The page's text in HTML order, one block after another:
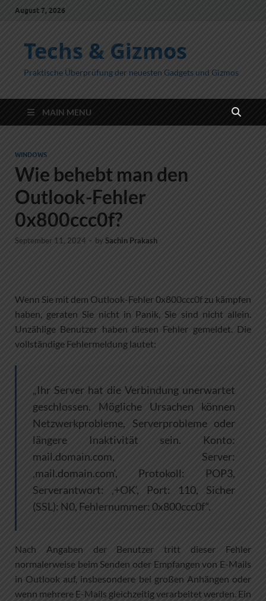
August 7, 2026
Techs & Gizmos
Praktische Überprüfung der neuesten Gadgets und Gizmos
MAIN MENU
WINDOWS
Wie behebt man den
Outlook-Fehler
0x800ccc0f?
September 11, 2024 - bySachin Prakash
Wenn Sie mit dem Outlook-Fehler 0x800ccc0f zu kämpfen
haben, geraten Sie nicht in Panik, Sie sind nicht allein.
Unzählige Benutzer haben diesen Fehler gemeldet. Die
vollständige Fehlermeldung lautet:
„Ihr Server hat die Verbindung unerwartet
geschlossen. Mögliche Ursachen können
Netzwerkprobleme, Serverprobleme oder
längere Inaktivität sein. Konto:
mail.domain.com, Server:
‚mail.domain.com‘, Protokoll: POP3,
Serverantwort: ‚+OK‘, Port: 110, Sicher
(SSL): N0, Fehlernummer: 0x800ccc0f“.
Nach Angaben der Benutzer tritt dieser Fehler
normalerweise beim Senden oder Empfangen von E-Mails
in Outlook auf, insbesondere bei großen Anhängen oder
wenn mehrere E-Mails gleichzeitig verarbeitet werden. Ein